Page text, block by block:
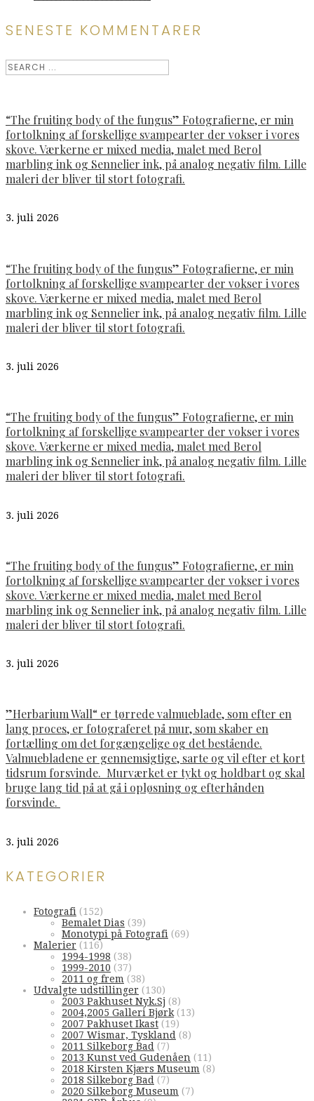
SENESTE KOMMENTARER
“The fruiting body of the fungus” Fotografierne, er min
fortolkning af forskellige svampearter der vokser i vores
skove. Værkerne er mixed media, malet med Berol
marbling ink og Sennelier ink, på analog negativ film. Lille
maleri der bliver til stort fotografi.
3. juli 2026
“The fruiting body of the fungus” Fotografierne, er min
fortolkning af forskellige svampearter der vokser i vores
skove. Værkerne er mixed media, malet med Berol
marbling ink og Sennelier ink, på analog negativ film. Lille
maleri der bliver til stort fotografi.
3. juli 2026
“The fruiting body of the fungus” Fotografierne, er min
fortolkning af forskellige svampearter der vokser i vores
skove. Værkerne er mixed media, malet med Berol
marbling ink og Sennelier ink, på analog negativ film. Lille
maleri der bliver til stort fotografi.
3. juli 2026
“The fruiting body of the fungus” Fotografierne, er min
fortolkning af forskellige svampearter der vokser i vores
skove. Værkerne er mixed media, malet med Berol
marbling ink og Sennelier ink, på analog negativ film. Lille
maleri der bliver til stort fotografi.
3. juli 2026
”Herbarium Wall“ er tørrede valmueblade, som efter en
lang proces, er fotograferet på mur, som skaber en
fortælling om det forgængelige og det bestående.
Valmuebladene er gennemsigtige, sarte og vil efter et kort
tidsrum forsvinde. Murværket er tykt og holdbart og skal
bruge lang tid på at gå i opløsning og efterhånden
forsvinde.
3. juli 2026
KATEGORIER
Fotografi (152)
Bemalet Dias (39)
Monotypi på Fotografi (69)
Malerier (116)
1994-1998 (38)
1999-2010 (37)
2011 og frem (38)
Udvalgte udstillinger (130)
2003 Pakhuset Nyk.Sj (8)
2004,2005 Galleri Bjørk (13)
2007 Pakhuset Ikast (19)
2007 Wismar, Tyskland (8)
2011 Silkeborg Bad (7)
2013 Kunst ved Gudenåen (11)
2018 Kirsten Kjærs Museum (8)
2018 Silkeborg Bad (7)
2020 Silkeborg Museum (7)